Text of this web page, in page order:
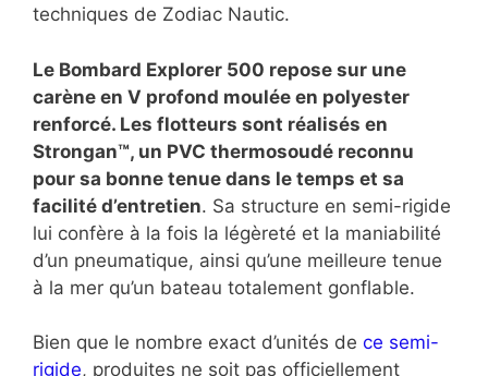
techniques de Zodiac Nautic.
Le Bombard Explorer 500 repose sur une
carène en V profond moulée en polyester
renforcé. Les flotteurs sont réalisés en
Strongan™, un PVC thermosoudé reconnu
pour sa bonne tenue dans le temps et sa
facilité d’entretien. Sa structure en semi-rigide
lui confère à la fois la légèreté et la maniabilité
d’un pneumatique, ainsi qu’une meilleure tenue
à la mer qu’un bateau totalement gonflable.
Bien que le nombre exact d’unités de ce semi-
rigide, produites ne soit pas officiellement